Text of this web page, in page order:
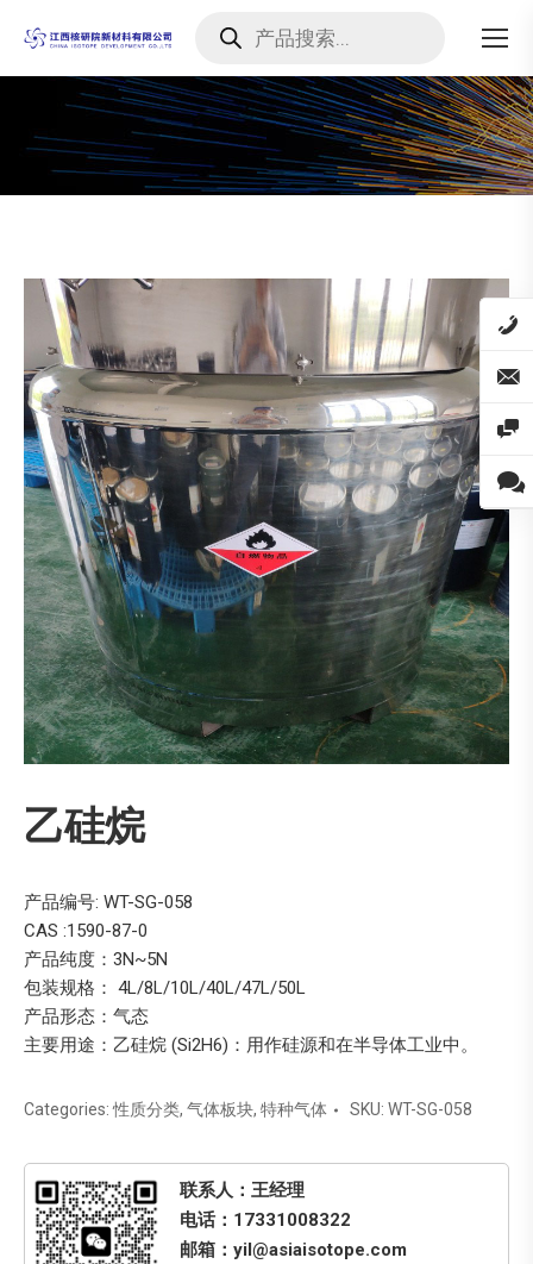
search
您在这里：
乙硅烷
产品编号: WT-SG-058
CAS :1590-87-0
产品纯度：3N~5N
包装规格： 4L/8L/10L/40L/47L/50L
产品形态：气态
主要用途：乙硅烷 (Si2H6)：用作硅源和在半导体工业中。
Categories:性质分类, 气体板块, 特种气体 SKU: WT-SG-058
联系人：王经理
电话：17331008322
邮箱：yil@asiaisotope.com